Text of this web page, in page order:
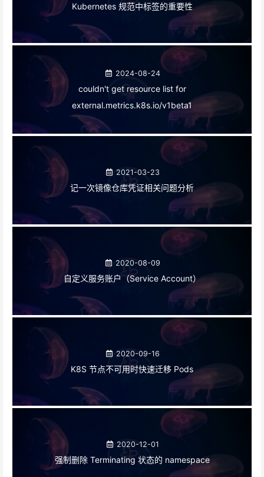
Kubernetes 规范中标签的重要性
2024-08-24
couldn't get resource list for
external.metrics.k8s.io/v1beta1
2021-03-23
记一次镜像仓库凭证相关问题分析
2020-08-09
自定义服务账户（Service Account）
2020-09-16
K8S 节点不可用时快速迁移 Pods
2020-12-01
强制删除 Terminating 状态的 namespace